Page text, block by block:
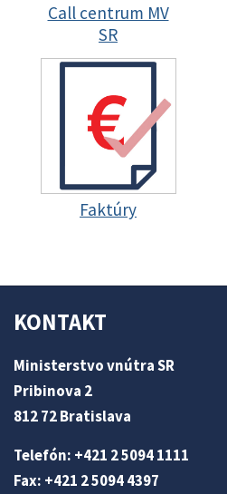
Call centrum MV
SR
Faktúry
KONTAKT
Ministerstvo vnútra SR
Pribinova 2
812 72 Bratislava
Telefón: +421 2 5094 1111
Fax: +421 2 5094 4397